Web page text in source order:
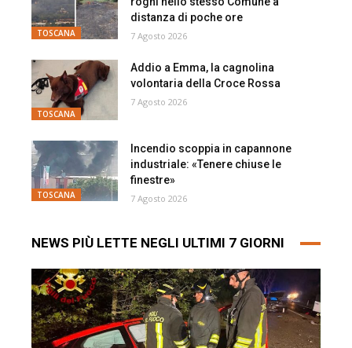
TOSCANA
distanza di poche ore
7 Agosto 2026
TOSCANA
Addio a Emma, la cagnolina
volontaria della Croce Rossa
7 Agosto 2026
TOSCANA
Incendio scoppia in capannone
industriale: «Tenere chiuse le
finestre»
7 Agosto 2026
NEWS PIÙ LETTE NEGLI ULTIMI 7 GIORNI